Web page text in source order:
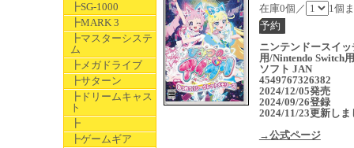
┣SG-1000
┣MARK 3
┣マスターシステ
ム
┣メガドライブ
┣サターン
┣ドリームキャス
ト
┣
┣ゲームギア
在庫0個／ 1個
ニンテンドースイッ
用/Nintendo Switch
ソフト JAN
4549767326382
2024/12/05発売
2024/09/26登録
2024/11/23更新しま
→公式ページ